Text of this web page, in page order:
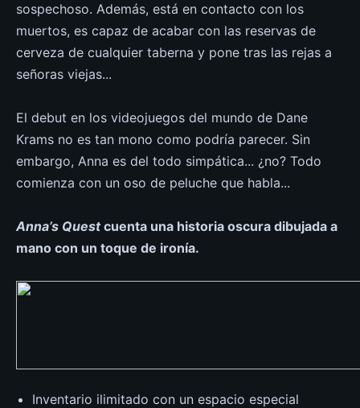
sospechoso. Además, está en contacto con los
muertos, es capaz de acabar con las reservas de
cerveza de cualquier taberna y pone tras las rejas a
señoras viejas...
El debut en los videojuegos del mundo de Dane
Krams no es tan mono como podría parecer. Sin
embargo, Anna es del todo simpática... ¿no? Todo
comienza con un oso de peluche que habla...
Anna’s Questcuenta una historia oscura dibujada a
mano con un toque de ironía.
Inventario ilimitado con un espacio especial